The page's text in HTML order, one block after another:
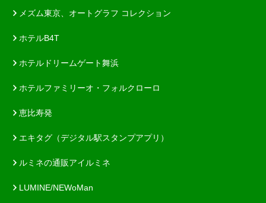
メズム東京、オートグラフ コレクション
ホテルB4T
ホテルドリームゲート舞浜
ホテルファミリーオ・フォルクローロ
恵比寿発
エキタグ（デジタル駅スタンプアプリ）
ルミネの通販アイルミネ
LUMINE/NEWoMan